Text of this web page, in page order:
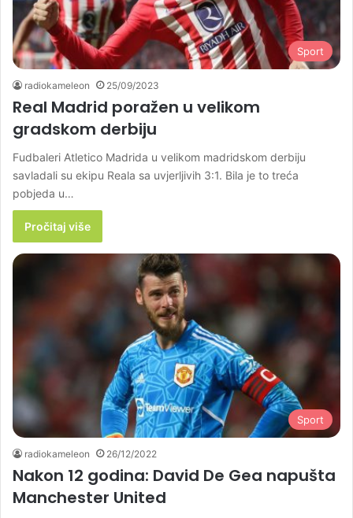
Sport
radiokameleon 25/09/2023
Real Madrid poražen u velikom
gradskom derbiju
Fudbaleri Atletico Madrida u velikom madridskom derbiju
savladali su ekipu Reala sa uvjerljivih 3:1. Bila je to treća
pobjeda u…
Pročitaj više
Sport
radiokameleon 26/12/2022
Nakon 12 godina: David De Gea napušta
Manchester United